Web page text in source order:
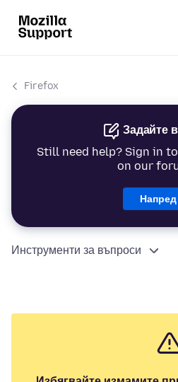
Firefox
Задайте
Still need help? Sign in
on our
Напред
Инструменти за въпроси